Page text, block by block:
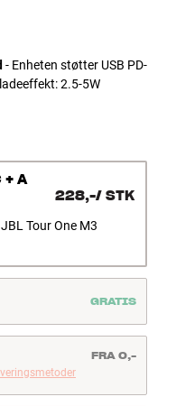
- Enheten støtter USB PD-
2.5-5W
+ A
228,-/ STK
Tour One M3
GRATIS
FRA 0,-